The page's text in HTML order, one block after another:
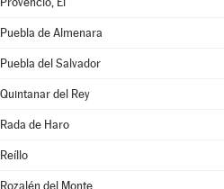
Puebla de Almenara
Puebla del Salvador
Quintanar del Rey
Rada de Haro
Reíllo
Rozalén del Monte